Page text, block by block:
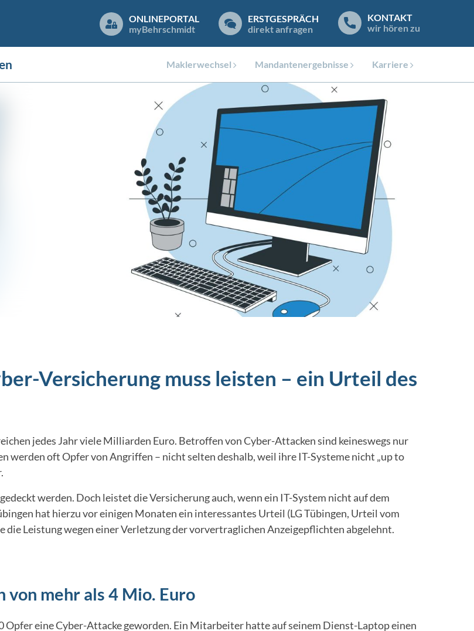
ONLINEPORTAL
myBehrschmidt
ERSTGESPRÄCH
direkt anfragen
KONTAKT
wir hören zu
Karriere
Mandantenergebnisse
Maklerwechsel
Versicherung muss leisten – ein Urteil des
jedes Jahr viele Milliarden Euro. Betroffen von Cyber-Attacken sind keineswegs nur
oft Opfer von Angriffen – nicht selten deshalb, weil ihre IT-Systeme nicht „up to
werden. Doch leistet die Versicherung auch, wenn ein IT-System nicht auf dem
hat hierzu vor einigen Monaten ein interessantes Urteil (LG Tübingen, Urteil vom
die Leistung wegen einer Verletzung der vorvertraglichen Anzeigepflichten abgelehnt.
mehr als 4 Mio. Euro
Opfer eine Cyber-Attacke geworden. Ein Mitarbeiter hatte auf seinem Dienst-Laptop einen